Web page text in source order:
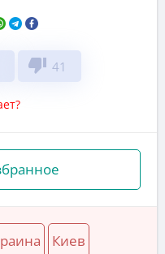
thumb_down 41
Киев